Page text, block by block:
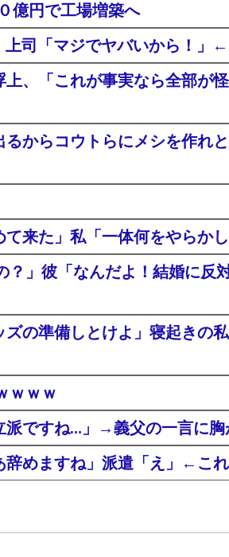
億円で工場増築へ
上司「マジでヤバいから！」
、「これが事実なら全部が
からコウトらにメシを作れ
来た」私「一体何をやら
」彼「なんだよ！結婚に反
の準備しとけよ」寝起きの
ｗｗｗ
派ですね…」→義父の一言に
めますね」派遣「え」←こ